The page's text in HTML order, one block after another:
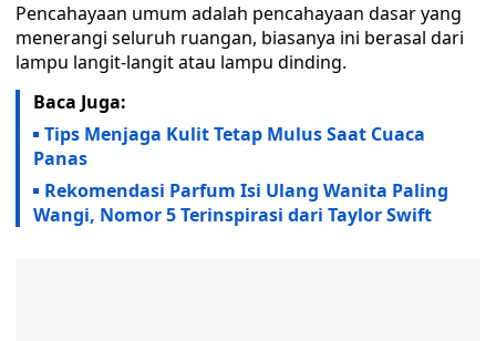
Pencahayaan umum adalah pencahayaan dasar yang
menerangi seluruh ruangan, biasanya ini berasal dari
lampu langit-langit atau lampu dinding.
Baca Juga:
Tips Menjaga Kulit Tetap Mulus Saat Cuaca
Panas
Rekomendasi Parfum Isi Ulang Wanita Paling
Wangi, Nomor 5 Terinspirasi dari Taylor Swift